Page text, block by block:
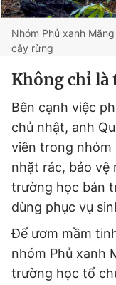
Nhóm Phủ xanh
cây rừng
Không chỉ
Bên cạnh việc
chủ nhật, anh
viên trong
nhặt rác, bảo vệ
trường học bán
dùng phục vụ
Để ươm mầm
nhóm Phủ xanh
trường học tổ